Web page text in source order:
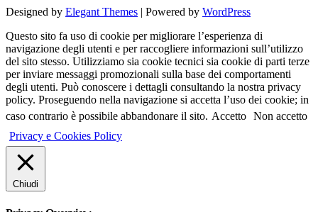
Designed by Elegant Themes | Powered by WordPress
Questo sito fa uso di cookie per migliorare l’esperienza di
navigazione degli utenti e per raccogliere informazioni sull’utilizzo
del sito stesso. Utilizziamo sia cookie tecnici sia cookie di parti terze
per inviare messaggi promozionali sulla base dei comportamenti
degli utenti. Può conoscere i dettagli consultando la nostra privacy
policy. Proseguendo nella navigazione si accetta l’uso dei cookie; in
caso contrario è possibile abbandonare il sito. Accetto Non accetto
Privacy e Cookies Policy
Chiudi